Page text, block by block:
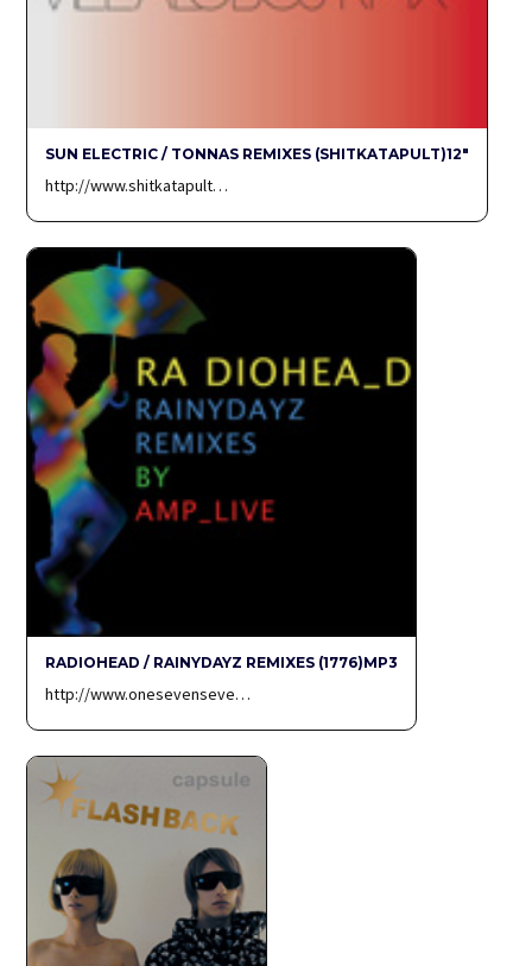
SUN ELECTRIC / TONNAS REMIXES (SHITKATAPULT)12″
http://www.shitkatapult…
RADIOHEAD / RAINYDAYZ REMIXES (1776)MP3
http://www.onesevenseve…